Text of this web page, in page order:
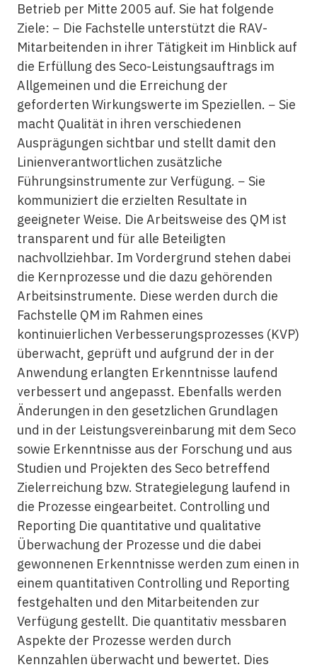
Betrieb per Mitte 2005 auf. Sie hat folgende
Ziele: − Die Fachstelle unterstützt die RAV-
Mitarbeitenden in ihrer Tätigkeit im Hinblick auf
die Erfüllung des Seco-Leistungsauftrags im
Allgemeinen und die Erreichung der
geforderten Wirkungswerte im Speziellen. − Sie
macht Qualität in ihren verschiedenen
Ausprägungen sichtbar und stellt damit den
Linienverantwortlichen zusätzliche
Führungsinstrumente zur Verfügung. − Sie
kommuniziert die erzielten Resultate in
geeigneter Weise. Die Arbeitsweise des QM ist
transparent und für alle Beteiligten
nachvollziehbar. Im Vordergrund stehen dabei
die Kernprozesse und die dazu gehörenden
Arbeitsinstrumente. Diese werden durch die
Fachstelle QM im Rahmen eines
kontinuierlichen Verbesserungsprozesses (KVP)
überwacht, geprüft und aufgrund der in der
Anwendung erlangten Erkenntnisse laufend
verbessert und angepasst. Ebenfalls werden
Änderungen in den gesetzlichen Grundlagen
und in der Leistungsvereinbarung mit dem Seco
sowie Erkenntnisse aus der Forschung und aus
Studien und Projekten des Seco betreffend
Zielerreichung bzw. Strategielegung laufend in
die Prozesse eingearbeitet. Controlling und
Reporting Die quantitative und qualitative
Überwachung der Prozesse und die dabei
gewonnenen Erkenntnisse werden zum einen in
einem quantitativen Controlling und Reporting
festgehalten und den Mitarbeitenden zur
Verfügung gestellt. Die quantitativ messbaren
Aspekte der Prozesse werden durch
Kennzahlen überwacht und bewertet. Dies